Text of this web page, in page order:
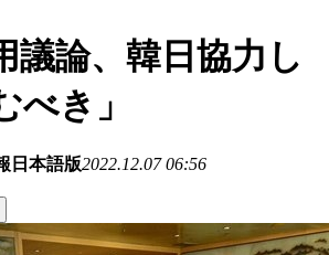
議論、韓日協力し
べき」
日本語版2022.12.07 06:56